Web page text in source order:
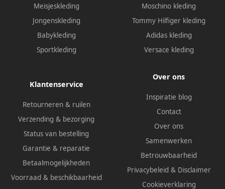
Meisjeskleding
Jongenskleding
Babykleding
Sportkleding
Moschino kleding
Tommy Hilfiger kleding
Adidas kleding
Versace kleding
Klantenservice
Retourneren & ruilen
Verzending & bezorging
Status van bestelling
Garantie & reparatie
Betaalmogelijkheden
Voorraad & beschikbaarheid
Over ons
Inspiratie blog
Contact
Over ons
Samenwerken
Betrouwbaarheid
Privacybeleid & Disclaimer
Cookieverklaring